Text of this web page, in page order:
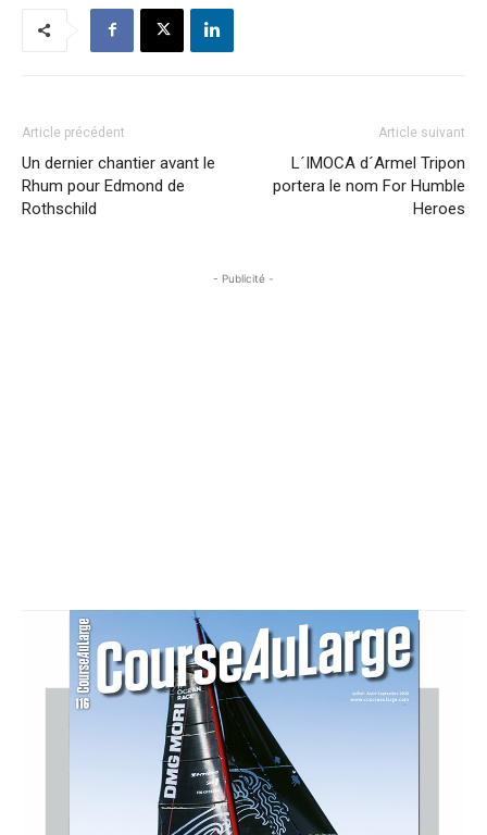
Article précédent
Un dernier chantier avant le
Rhum pour Edmond de
Rothschild
Article suivant
L´IMOCA d´Armel Tripon
portera le nom For Humble
Heroes
- Publicité -